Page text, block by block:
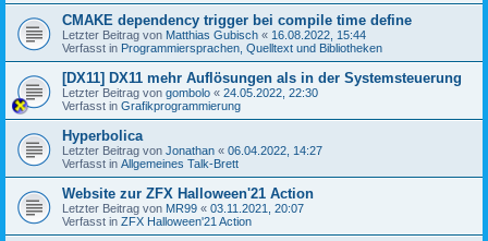
CMAKE dependency trigger bei compile time define
Letzter Beitrag von Matthias Gubisch « 16.08.2022, 15:44
Verfasst in Programmiersprachen, Quelltext und Bibliotheken
[DX11] DX11 mehr Auflösungen als in der Systemsteuerung
Letzter Beitrag von gombolo « 24.05.2022, 22:30
Verfasst in Grafikprogrammierung
Hyperbolica
Letzter Beitrag von Jonathan « 06.04.2022, 14:27
Verfasst in Allgemeines Talk-Brett
Website zur ZFX Halloween'21 Action
Letzter Beitrag von MR99 « 03.11.2021, 20:07
Verfasst in ZFX Halloween'21 Action